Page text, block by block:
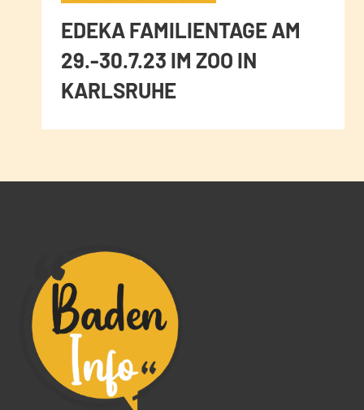
EDEKA FAMILIENTAGE AM
29.-30.7.23 IM ZOO IN
KARLSRUHE